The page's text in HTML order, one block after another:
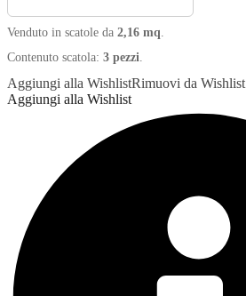
Venduto in scatole da 2,16 mq
Contenuto scatola: 3 pezzi
2,16 • 1
Quantità effettiva
Aggiungi alla WishlistRimuovi da Wishlist
Aggiungi alla Wishlist